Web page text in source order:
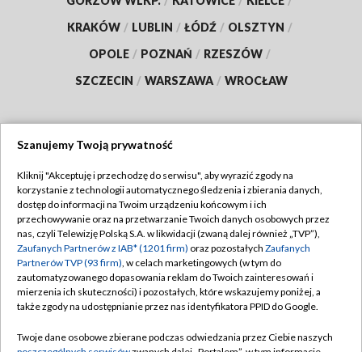
KRAKÓW / LUBLIN / ŁÓDŹ / OLSZTYN /
OPOLE / POZNAŃ / RZESZÓW /
SZCZECIN / WARSZAWA / WROCŁAW
TVP
Abonament TVP
Emisja w TVP
Centrum informacji TVP
Naziemna Telewizja Cyfrowa
Regulamin TVP
Polityka prywatności
Moje zgody
Pomoc
Szanujemy Twoją prywatność
Kliknij "Akceptuję i przechodzę do serwisu", aby wyrazić zgody na
korzystanie z technologii automatycznego śledzenia i zbierania danych,
dostęp do informacji na Twoim urządzeniu końcowym i ich
przechowywanie oraz na przetwarzanie Twoich danych osobowych przez
nas, czyli Telewizję Polską S.A. w likwidacji (zwaną dalej również „TVP”),
Zaufanych Partnerów z IAB* (1201 firm) oraz pozostałych Zaufanych
Partnerów TVP (93 firm), w celach marketingowych (w tym do
zautomatyzowanego dopasowania reklam do Twoich zainteresowań i
mierzenia ich skuteczności) i pozostałych, które wskazujemy poniżej, a
także zgody na udostępnianie przez nas identyfikatora PPID do Google.
Twoje dane osobowe zbierane podczas odwiedzania przez Ciebie naszych